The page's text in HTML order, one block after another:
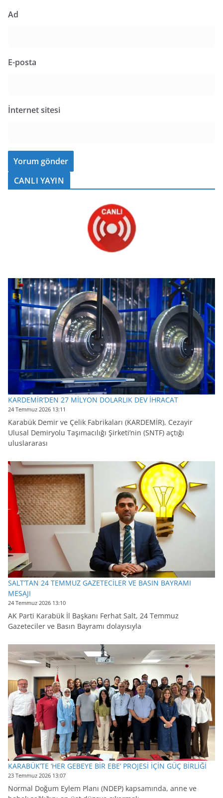
Ad
E-posta
İnternet sitesi
CANLI YAYIN
KARDEMİR’DEN 27 MİLYON DOLARLIK DEV İHRACAT
24 Temmuz 2026 13:11
Karabük Demir ve Çelik Fabrikaları (KARDEMİR), Cezayir
Ulusal Demiryolu Taşımacılığı Şirketi’nin (SNTF) açtığı
uluslararası
SALT’TAN 24 TEMMUZ GAZETECİLER VE BASIN BAYRAMI
MESAJI
24 Temmuz 2026 13:10
AK Parti Karabük İl Başkanı Ferhat Salt, 24 Temmuz
Gazeteciler ve Basın Bayramı dolayısıyla
KARABÜK’TE ‘HER GEBEYE BİR EBE’ PROJESİ İÇİN GÜÇ BİRLİĞİ
23 Temmuz 2026 13:07
Normal Doğum Eylem Planı (NDEP) kapsamında, anne ve